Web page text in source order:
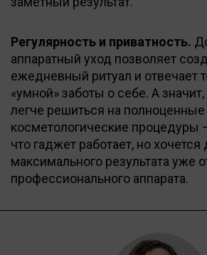
Регулярность и приватность.
аппаратный уход позволяет
ежедневный ритуал и отвечает
«умной» заботы о себе. А
легче решиться на полноценные
косметологические процедуры
что гаджет работает, но хочется
максимального результата уже
профессионального аппарата.